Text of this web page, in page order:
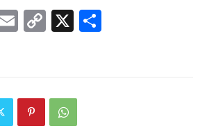
E
C
Li
n
X